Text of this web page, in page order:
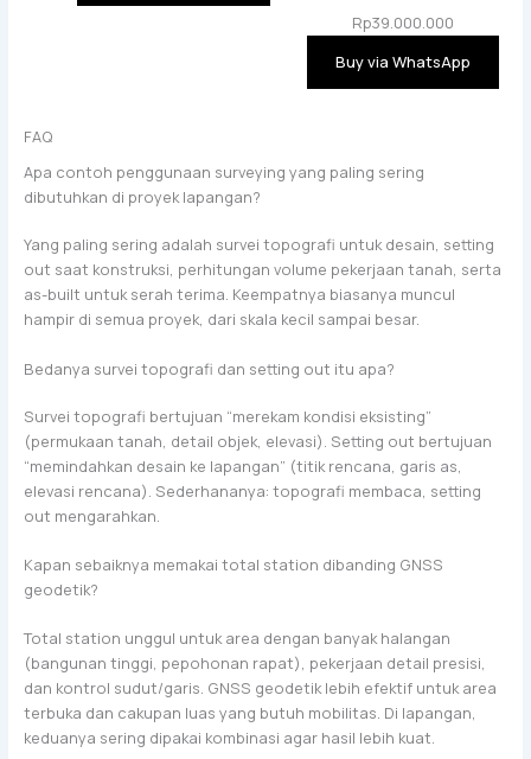
Rp39.000.000
Buy via WhatsApp
FAQ
Apa contoh penggunaan surveying yang paling sering
dibutuhkan di proyek lapangan?
Yang paling sering adalah survei topografi untuk desain, setting
out saat konstruksi, perhitungan volume pekerjaan tanah, serta
as-built untuk serah terima. Keempatnya biasanya muncul
hampir di semua proyek, dari skala kecil sampai besar.
Bedanya survei topografi dan setting out itu apa?
Survei topografi bertujuan “merekam kondisi eksisting”
(permukaan tanah, detail objek, elevasi). Setting out bertujuan
“memindahkan desain ke lapangan” (titik rencana, garis as,
elevasi rencana). Sederhananya: topografi membaca, setting
out mengarahkan.
Kapan sebaiknya memakai total station dibanding GNSS
geodetik?
Total station unggul untuk area dengan banyak halangan
(bangunan tinggi, pepohonan rapat), pekerjaan detail presisi,
dan kontrol sudut/garis. GNSS geodetik lebih efektif untuk area
terbuka dan cakupan luas yang butuh mobilitas. Di lapangan,
keduanya sering dipakai kombinasi agar hasil lebih kuat.